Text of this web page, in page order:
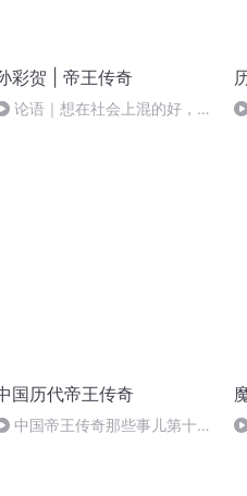
彩贺 | 帝王传奇
论语｜想在社会上混的好，必
国历代帝王传奇
中国帝王传奇那些事儿第十回